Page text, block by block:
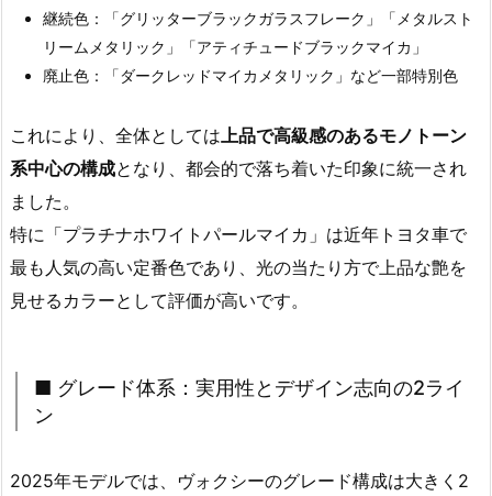
継続色：「グリッターブラックガラスフレーク」「メタルスト
リームメタリック」「アティチュードブラックマイカ」
廃止色：「ダークレッドマイカメタリック」など一部特別色
これにより、全体としては 上品で高級感のあるモノトーン
系中心の構成となり、都会的で落ち着いた印象に統一され
ました。
特に「プラチナホワイトパールマイカ」は近年トヨタ車で
最も人気の高い定番色であり、光の当たり方で上品な艶を
見せるカラーとして評価が高いです。
■ グレード体系：実用性とデザイン志向の2ライ
ン
2025年モデルでは、ヴォクシーのグレード構成は大きく2